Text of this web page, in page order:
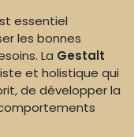
essentiel
les bonnes
La Gestalt
et holistique qui
de développer la